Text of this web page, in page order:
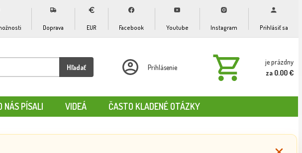
Doprava EUR Facebook Youtube Instagram Prihlásiť sa
Hľadať Prihlásenie
je prázdny
za 0.00 €
NÁS PÍSALI VIDEÁ ČASTO KLADENÉ OTÁZKY